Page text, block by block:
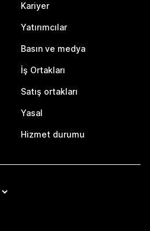
Kariyer
Yatırımcılar
Basın ve medya
İş Ortakları
Satış ortakları
Yasal
Hizmet durumu